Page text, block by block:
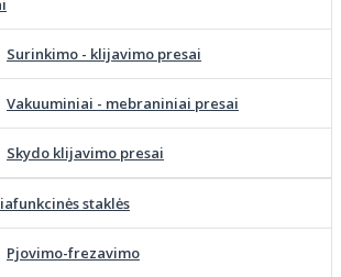
Surinkimo - klijavimo presai
Vakuuminiai - mebraniniai presai
Skydo klijavimo presai
staklės
Pjovimo-frezavimo